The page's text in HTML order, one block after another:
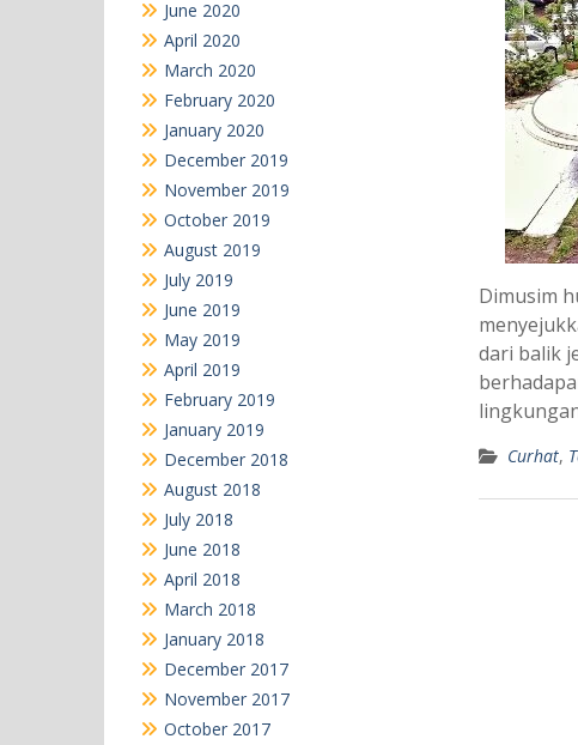
Dimusim
dari balik
Curhat,
June 2020
April 2020
March 2020
February 2020
January 2020
December 2019
November 2019
October 2019
August 2019
July 2019
June 2019
May 2019
April 2019
February 2019
January 2019
December 2018
August 2018
July 2018
June 2018
April 2018
March 2018
January 2018
December 2017
November 2017
October 2017